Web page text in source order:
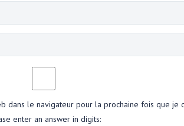
dans le navigateur pour la prochaine fois que je
enter an answer in digits: